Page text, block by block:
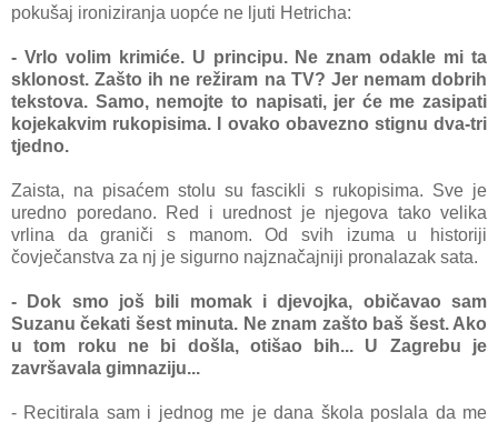
pokušaj ironiziranja uopće ne ljuti Hetricha:
- Vrlo volim krimiće. U principu. Ne znam odakle mi ta
sklonost. Zašto ih ne režiram na TV? Jer nemam dobrih
tekstova. Samo, nemojte to napisati, jer će me zasipati
kojekakvim rukopisima. I ovako obavezno stignu dva-tri
tjedno.
Zaista, na pisaćem stolu su fascikli s rukopisima. Sve je
uredno poredano. Red i urednost je njegova tako velika
vrlina da graniči s manom. Od svih izuma u historiji
čovječanstva za nj je sigurno najznačajniji pronalazak sata.
- Dok smo još bili momak i djevojka, običavao sam
Suzanu čekati šest minuta. Ne znam zašto baš šest. Ako
u tom roku ne bi došla, otišao bih... U Zagrebu je
završavala gimnaziju...
- Recitirala sam i jednog me je dana škola poslala da me